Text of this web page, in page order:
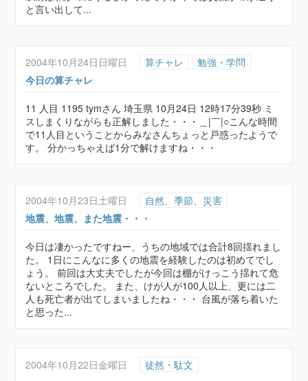
と言い出して...
2004年10月24日日曜日 算チャレ
勉強・学問
今日の算チャレ
11 人目 1195 tymさん 埼玉県 10月24日 12時17分39秒 ミ
スしまくりながらも正解しました・・・＿|￣|○こんな時間
で11人目ということからみなさんちょっと戸惑ったようで
す。 分かっちゃえば1分で解けますね・・・
2004年10月23日土曜日
自然、季節、災害
地震、地震、また地震・・・
今日は凄かったですねー、うちの地域では合計8回揺れまし
た。 1日にこんなに多くの地震を経験したのは初めてでし
ょう。 前回は大丈夫でしたが今回は棚がけっこう揺れて危
ないところでした。 また、けが人が100人以上、更には二
人も死亡者が出てしまいましたね・・・ 台風が落ち着いた
と思った...
2004年10月22日金曜日 徒然・駄文